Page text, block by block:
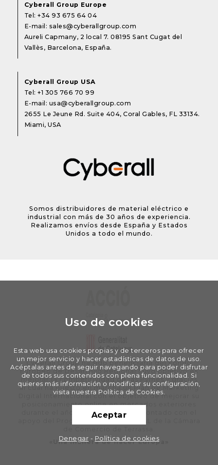
Cyberall Group Europe
Tel:+34 93 675 64 04
E-mail: sales@cyberallgroup.com
Aureli Capmany, 2 local 7. 08195 Sant Cugat del
Vallès, Barcelona, España.
Cyberall Group USA
Tel:+1 305 766 70 99
E-mail: usa@cyberallgroup.com
2655 Le Jeune Rd. Suite 404, Coral Gables, FL 33134.
Miami, USA
Somos distribuidores de material eléctrico e
industrial con más de 30 años de experiencia.
Realizamos envíos desde España y Estados
Unidos a todo el mundo.
Cyberall Group ha sido beneficiaria del Fondo
Europeo de Desarrollo Regional cuyo objetivo es
mejorar la competitividad de las Pymes y gracias
al cual ha puesto en marcha un Plan de Marketing
Digital Internacional con el objetivo de mejorar su
posicionamiento online en mercados exteriores
durante el año 2020. Para ello ha contado con el
apoyo del Programa XPANDE DIGITAL de la Cámara
«Una manera de hacer Europa»
Uso de cookies
Esta web usa cookies propias y de terceros para ofrecer
un mejor servicio y hacer estadísticas de datos de uso.
Acéptalas antes de seguir navegando para poder disfrutar
de todos sus contenidos con plena funcionalidad. Si
quieres más información o modificar su configuración,
visita nuestra Política de Cookies.
Aceptar
Denegar - Política de cookies